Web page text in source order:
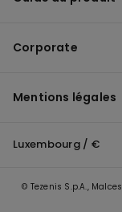
Corporate
Mentions légales
Luxembourg / €
© Tezenis S.p.A.,